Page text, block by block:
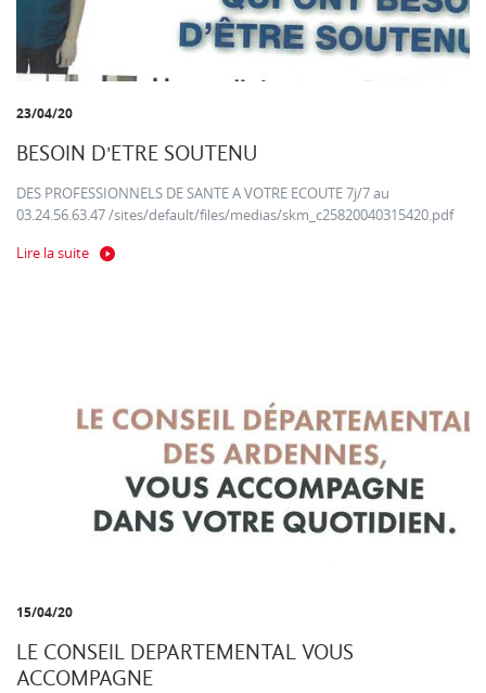
23/04/20
BESOIN D'ETRE SOUTENU
DES PROFESSIONNELS DE SANTE A VOTRE ECOUTE 7j/7 au
03.24.56.63.47 /sites/default/files/medias/skm_c25820040315420.pdf
Lire la suite
15/04/20
LE CONSEIL DEPARTEMENTAL VOUS
ACCOMPAGNE